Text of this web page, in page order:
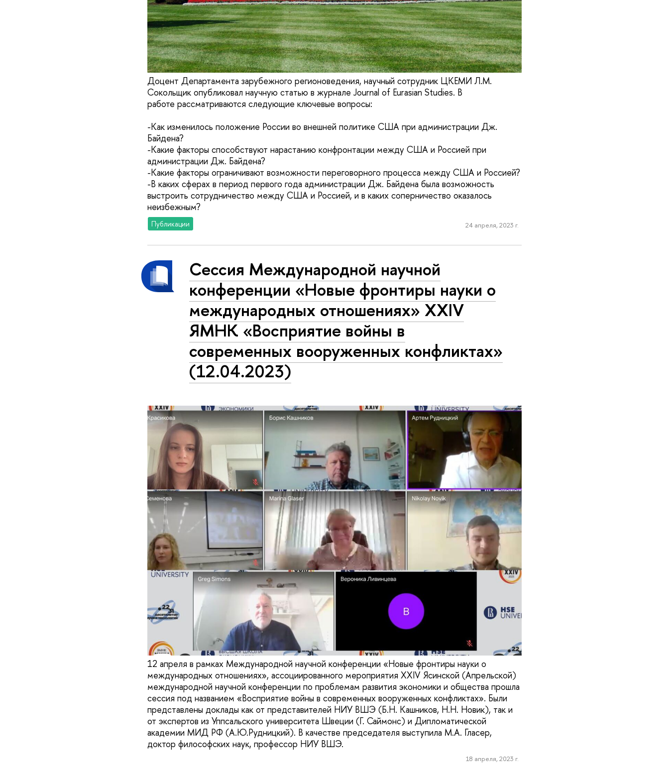
Доцент Департамента зарубежного регионоведения, научный сотрудник ЦКЕМИ Л.М.
Сокольщик опубликовал научную статью в журнале Journal of Eurasian Studies. В
работе рассматриваются следующие ключевые вопросы:
-Как изменилось положение России во внешней политике США при администрации Дж.
Байдена?
-Какие факторы способствуют нарастанию конфронтации между США и Россией при
администрации Дж. Байдена?
-Какие факторы ограничивают возможности переговорного процесса между США и Россией?
-В каких сферах в период первого года администрации Дж. Байдена была возможность
выстроить сотрудничество между США и Россией, и в каких соперничество оказалось
неизбежным?
Публикации 24 апреля, 2023 г.
Сессия Международной научной
конференции «Новые фронтиры науки о
международных отношениях» XXIV
ЯМНК «Восприятие войны в
современных вооруженных конфликтах»
(12.04.2023)
12 апреля в рамках Международной научной конференции «Новые фронтиры науки о
международных отношениях», ассоциированного мероприятия XXIV Ясинской (Апрельской)
международной научной конференции по проблемам развития экономики и общества прошла
сессия под названием «Восприятие войны в современных вооруженных конфликтах». Были
представлены доклады как от представителей НИУ ВШЭ (Б.Н. Кашников, Н.Н. Новик), так и
от экспертов из Уппсальского университета Швеции (Г. Саймонс) и Дипломатической
академии МИД РФ (А.Ю.Рудницкий). В качестве председателя выступила М.А. Гласер,
доктор философских наук, профессор НИУ ВШЭ.
18 апреля, 2023 г.